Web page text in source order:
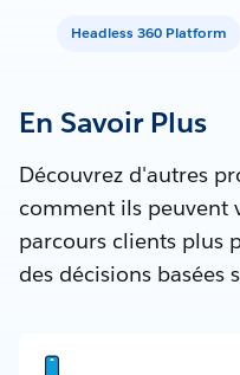
Headless 360 Platform
En Savoir Plus
Découvrez d'autres
comment ils peuvent
parcours clients plus
des décisions basées